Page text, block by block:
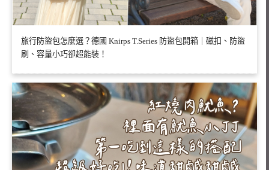
旅行防盜包怎麼選？德國 Knirps T.Series 防盜包開箱｜磁扣、防盜
刷、容量小巧卻超能裝！